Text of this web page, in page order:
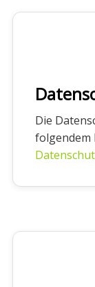
Die
folgendem